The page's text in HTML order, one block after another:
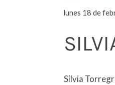
lunes 18 de
Silvia